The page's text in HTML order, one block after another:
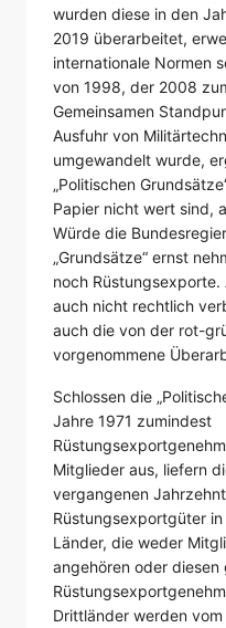
wurden diese in den
2019 überarbeitet,
internationale Normen
von 1998, der 2008
Gemeinsamen
Ausfuhr von
umgewandelt wurde,
„Politischen
Papier nicht wert sind,
Würde die
„Grundsätze“ ernst
noch
auch nicht rechtlich
auch die von der rot-
vorgenommene
Schlossen die
Jahre 1971 zumindest
Mitglieder aus, liefern
vergangenen
Rüstungsexportgüter
Länder, die weder
angehören oder
Drittländer werden